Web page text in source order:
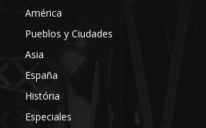
América
Pueblos y Ciudades
Asia
España
História
Especiales